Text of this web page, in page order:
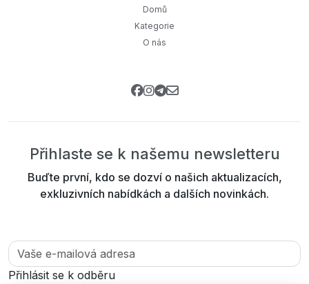
Domů
Kategorie
O nás
Přihlaste se k našemu newsletteru
Buďte první, kdo se dozví o našich aktualizacích,
exkluzivních nabídkách a dalších novinkách.
Přihlásit se k odběru